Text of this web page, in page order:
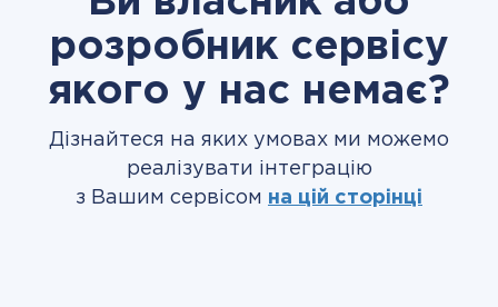
розробник сервісу
якого у нас немає?
Дізнайтеся на яких умовах ми можемо
реалізувати інтеграцію
з Вашим сервісом на цій сторінці